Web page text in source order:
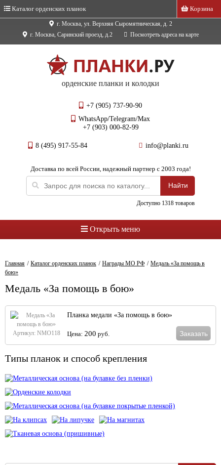
Каталог орденских планок Корзина
г. Москва, ул. Верхняя Сыромятническая, д. 2
г. Москва, Саринский проезд, д.2
Посмотреть адреса на карте
орденские планки и колодки
+7 (905) 737-90-90
WhatsApp/Telegram/Max
+7 (903) 000-82-99
8 (495) 917-55-84 info@planki.ru
Доставка по всей России, надежный партнер с 2003 года!
Доступно 1318 товаров
Открыть меню
Главная Каталог орденских планок Награды МО РФ
Медаль «За помощь в
бою»
Медаль «За помощь в бою»
Артикул: NMO118
Планка медали «За помощь в бою»
Цена: 200 руб. Заказать
Типы планок и способ крепления